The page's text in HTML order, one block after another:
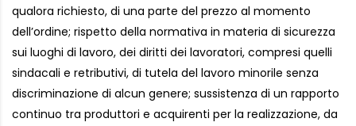
qualora richiesto, di una parte del prezzo al momento
dell’ordine; rispetto della normativa in materia di sicurezza
sui luoghi di lavoro, dei diritti dei lavoratori, compresi quelli
sindacali e retributivi, di tutela del lavoro minorile senza
discriminazione di alcun genere; sussistenza di un rapporto
continuo tra produttori e acquirenti per la realizzazione, da